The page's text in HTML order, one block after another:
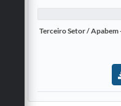
Terceiro Setor / Apabem